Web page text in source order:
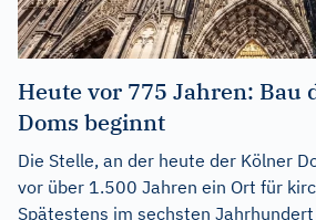
Heute vor 775 Jahren: Bau
Doms beginnt
Die Stelle, an der heute der Kölner
vor über 1.500 Jahren ein Ort für
Spätestens im sechsten